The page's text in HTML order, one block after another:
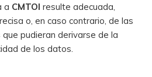
a CMTOI resulte adecuada,
o, en caso contrario, de las
pudieran derivarse de la
de los datos.